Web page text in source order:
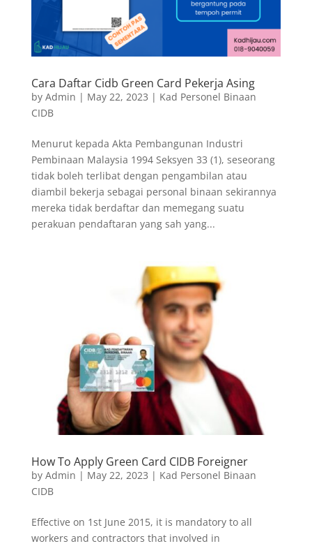
Cara Daftar Cidb Green Card Pekerja Asing
by Admin | May 22, 2023 | Kad Personel Binaan
CIDB
Menurut kepada Akta Pembangunan Industri
Pembinaan Malaysia 1994 Seksyen 33 (1), seseorang
tidak boleh terlibat dengan pengambilan atau
diambil bekerja sebagai personal binaan sekirannya
mereka tidak berdaftar dan memegang suatu
perakuan pendaftaran yang sah yang...
How To Apply Green Card CIDB Foreigner
by Admin | May 22, 2023 | Kad Personel Binaan
CIDB
Effective on 1st June 2015, it is mandatory to all
workers and contractors that involved in